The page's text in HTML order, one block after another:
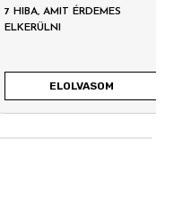
7 HIBA, AMIT ÉRDEMES
ELKERÜLNI
ELOLVASOM